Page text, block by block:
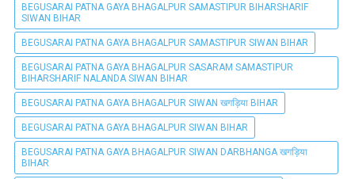
BEGUSARAI PATNA GAYA BHAGALPUR SAMASTIPUR BIHARSHARIF
SIWAN BIHAR
BEGUSARAI PATNA GAYA BHAGALPUR SAMASTIPUR SIWAN BIHAR
BEGUSARAI PATNA GAYA BHAGALPUR SASARAM SAMASTIPUR
BIHARSHARIF NALANDA SIWAN BIHAR
BEGUSARAI PATNA GAYA BHAGALPUR SIWAN खगड़िया BIHAR
BEGUSARAI PATNA GAYA BHAGALPUR SIWAN BIHAR
BEGUSARAI PATNA GAYA BHAGALPUR SIWAN DARBHANGA खगड़िया
BIHAR